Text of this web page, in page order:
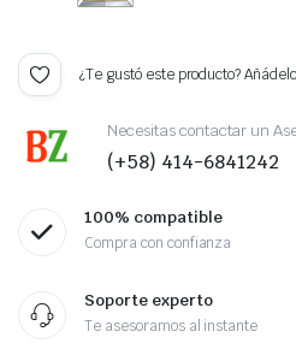
¿Te gustó este producto?
Necesitas contactar un
(+58) 414-6841242
100% compatible
Compra con confianza
Soporte experto
Te asesoramos al instante